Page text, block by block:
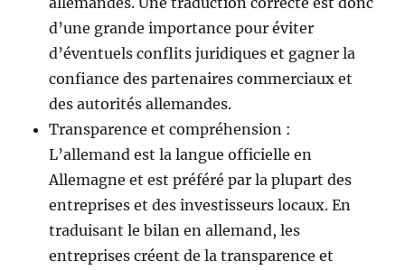
d’une grande importance pour éviter
d’éventuels conflits juridiques et gagner la
confiance des partenaires commerciaux et
des autorités allemandes.
Transparence et compréhension :
L’allemand est la langue officielle en
Allemagne et est préféré par la plupart des
entreprises et des investisseurs locaux. En
traduisant le bilan en allemand, les
entreprises créent de la transparence et